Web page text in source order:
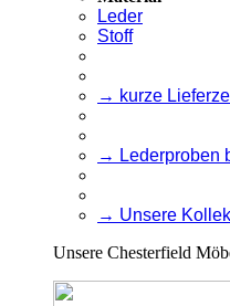
Leder
Stoff
→ kurze
→ Lederproben
→ Unsere
Unsere Chesterfield